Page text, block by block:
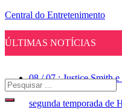
Central do Entretenimento
ÚLTIMAS NOTÍCIAS
08 / 07 : Justice Smith
segunda temporada de